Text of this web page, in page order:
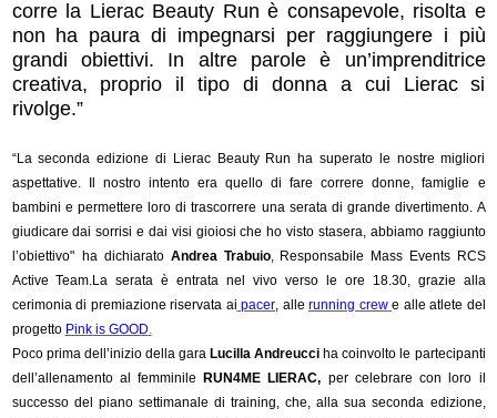
corre la Lierac Beauty Run è consapevole, risolta e
non ha paura di impegnarsi per raggiungere i più
grandi obiettivi. In altre parole è un’imprenditrice
creativa, proprio il tipo di donna a cui Lierac si
rivolge.”
“La seconda edizione di Lierac Beauty Run ha superato le nostre migliori
aspettative. Il nostro intento era quello di fare correre donne, famiglie e
bambini e permettere loro di trascorrere una serata di grande divertimento. A
giudicare dai sorrisi e dai visi gioiosi che ho visto stasera, abbiamo raggiunto
l’obiettivo" ha dichiarato Andrea Trabuio, Responsabile Mass Events RCS
Active Team.La serata è entrata nel vivo verso le ore 18.30, grazie alla
cerimonia di premiazione riservata ai pacer, alle running crew e alle atlete del
progetto Pink is GOOD.
Poco prima dell’inizio della gara Lucilla Andreucci ha coinvolto le partecipanti
dell’allenamento al femminile
RUN4ME LIERAC, per celebrare con loro il
successo del piano settimanale di training, che, alla sua seconda edizione,